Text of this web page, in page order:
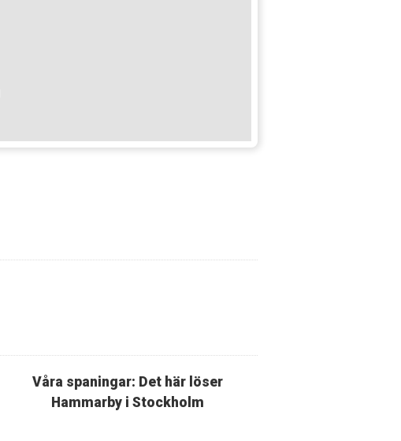
Våra spaningar: Det här löser
Hammarby i Stockholm